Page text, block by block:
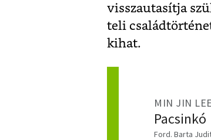
visszautasítja
teli
kihat.
MIN JIN LEE
Pacsinkó
Ford. Barta